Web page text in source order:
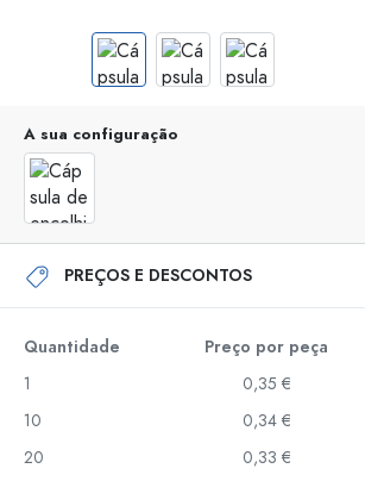
A sua configuração
PREÇOS E DESCONTOS
Quantidade Preço por peça
1
0,35 €
10
0,34 €
20
0,33 €